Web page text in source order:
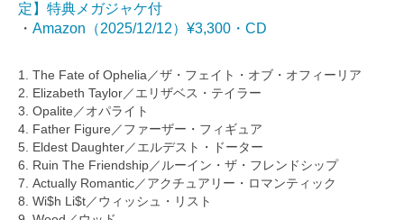
定】特典メガジャケ付
・ Amazon（2025/12/12）¥3,300・CD
1. The Fate of Ophelia／ザ・フェイト・オブ・オフィーリア
2. Elizabeth Taylor／エリザベス・テイラー
3. Opalite／オパライト
4. Father Figure／ファーザー・フィギュア
5. Eldest Daughter／エルデスト・ドーター
6. Ruin The Friendship／ルーイン・ザ・フレンドシップ
7. Actually Romantic／アクチュアリー・ロマンティック
8. Wi$h Li$t／ウィッシュ・リスト